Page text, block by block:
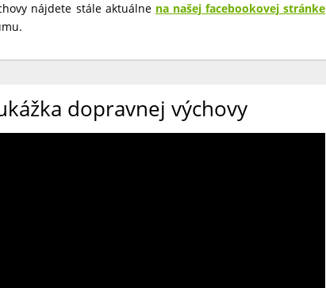
nájdete stále aktuálne na našej facebookovej stránke
dopravnej výchovy